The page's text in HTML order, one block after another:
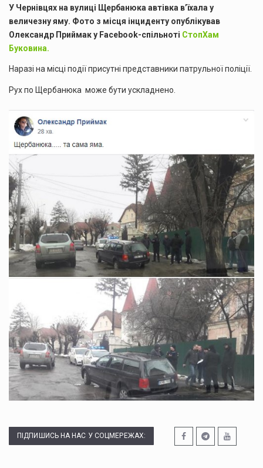
У Чернівцях на вулиці Щербанюка автівка в’їхала у
величезну яму. Фото з місця інциденту опублікував
Олександр Приймак у Facebook-спільноті СтопХам
Буковина.
Наразі на місці події присутні представники патрульної поліції.
Рух по Щербанюка може бути ускладнено.
ПІДПИШИСЬ НА НАС У СОЦМЕРЕЖАХ: